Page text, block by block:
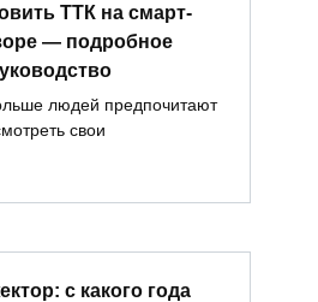
ТТК на смарт-
— подробное
людей предпочитают
свои
с какого года